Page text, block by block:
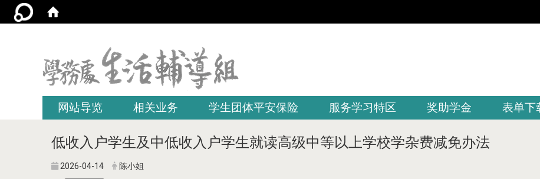
网站导览 相关业务 学生团体平安保险 服务学习特区 奖助学金 表单下
低收入户学生及中低收入户学生就读高级中等以上学校学杂费减免办法
2026-04-14 陈小姐